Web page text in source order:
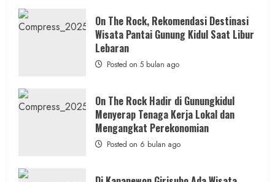
Berita Daerah
Lomba Pengagungan Kalurahan Balong:
Merayakan HUT ke-81 RI untuk
Posted on 15 jam ago
Wisata
Kekinian
On The Rock, Rekomendasi Destinasi
Wisata Pantai Gunung Kidul Saat Libur
Lebaran
Posted on 5 bulan ago
On The Rock Hadir di Gunungkidul
Menyerap Tenaga Kerja Lokal dan
Mengangkat Perekonomian
Posted on 6 bulan ago